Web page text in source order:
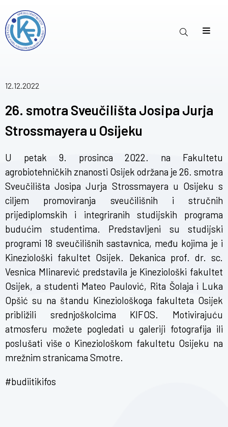
12.12.2022
26. smotra Sveučilišta Josipa Jurja
Strossmayera u Osijeku
U petak 9. prosinca 2022. na Fakultetu
agrobiotehničkih znanosti Osijek održana je 26. smotra
Sveučilišta Josipa Jurja Strossmayera u Osijeku s
ciljem promoviranja sveučilišnih i stručnih
prijediplomskih i integriranih studijskih programa
budućim studentima. Predstavljeni su studijski
programi 18 sveučilišnih sastavnica, među kojima je i
Kineziološki fakultet Osijek. Dekanica prof. dr. sc.
Vesnica Mlinarević predstavila je Kineziološki fakultet
Osijek, a studenti Mateo Paulović, Rita Šolaja i Luka
Opšić su na štandu Kineziološkoga fakulteta Osijek
približili srednjoškolcima KIFOS. Motivirajuću
atmosferu možete pogledati ugaleriji fotografija ili
poslušati više o Kineziološkom fakultetu Osijeku na
mrežnim stranicama Smotre.
#budiitikifos